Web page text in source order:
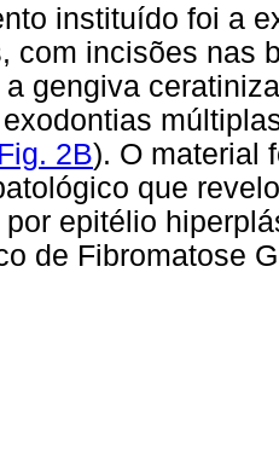
instituído foi a
com incisões nas
a gengiva
Fig. 2B). O material
que
por epitélio
de Fibromatose